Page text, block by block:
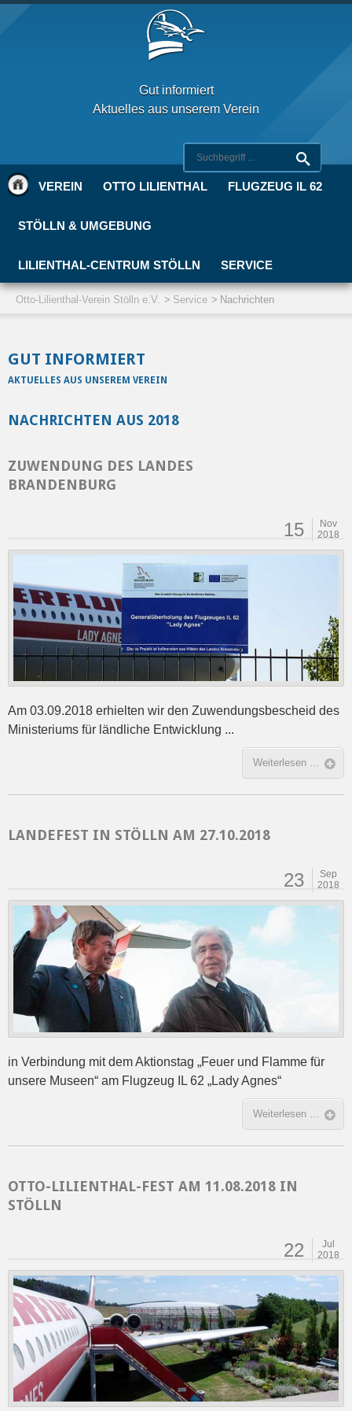
Gut informiert
Aktuelles aus unserem Verein
VEREIN OTTO LILIENTHAL FLUGZEUG IL 62
STÖLLN & UMGEBUNG
LILIENTHAL-CENTRUM STÖLLN SERVICE
Otto-Lilienthal-Verein Stölln e.V. Service Nachrichten
GUT INFORMIERT
AKTUELLES AUS UNSEREM VEREIN
NACHRICHTEN AUS 2018
ZUWENDUNG DES LANDES
BRANDENBURG
15
Nov
2018
Am 03.09.2018 erhielten wir den Zuwendungsbescheid des
Ministeriums für ländliche Entwicklung ...
Weiterlesen …
LANDEFEST IN STÖLLN AM 27.10.2018
23
Sep
2018
in Verbindung mit dem Aktionstag „Feuer und Flamme für
unsere Museen“ am Flugzeug IL 62 „Lady Agnes“
Weiterlesen …
OTTO-LILIENTHAL-FEST AM 11.08.2018 IN
STÖLLN
22
Jul
2018